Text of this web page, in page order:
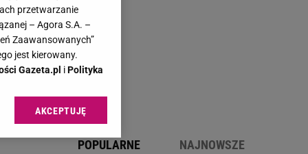
POPULARNE NAJNOWSZE
przetwarzanie
– Agora S.A. –
Zaawansowanych”
jest kierowany.
Gazeta.pl iPolityka
sp. z o.o., jej
danych poprzez
AKCEPTUJĘ